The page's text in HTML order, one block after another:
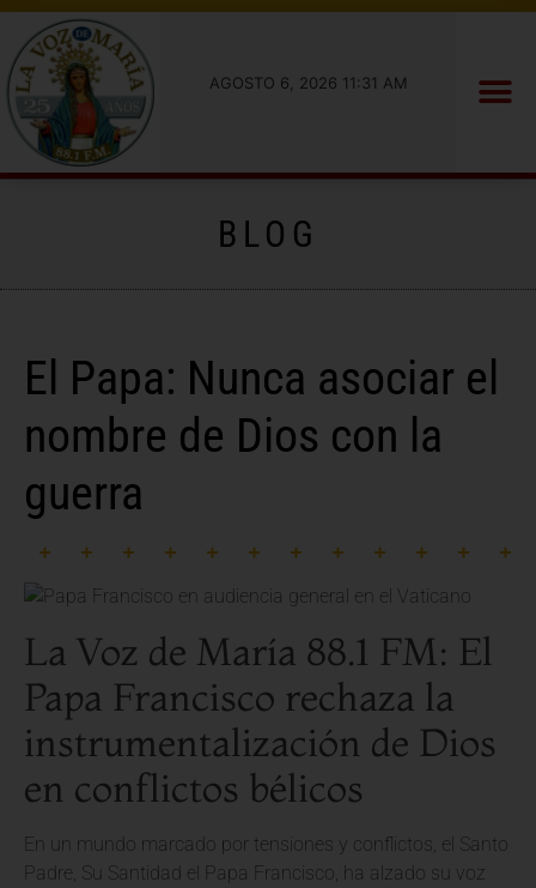
AGOSTO 6, 2026 11:31 AM
BLOG
El Papa: Nunca asociar el
nombre de Dios con la
guerra
La Voz de María 88.1 FM: El
Papa Francisco rechaza la
instrumentalización de Dios
en conflictos bélicos
En un mundo marcado por tensiones y conflictos, el Santo
Padre, Su Santidad el Papa Francisco, ha alzado su voz